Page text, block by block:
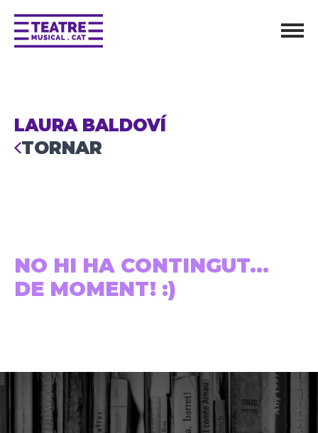
LAURA BALDOVÍ
TORNAR
NO HI HA CONTINGUT...
DE MOMENT! :)